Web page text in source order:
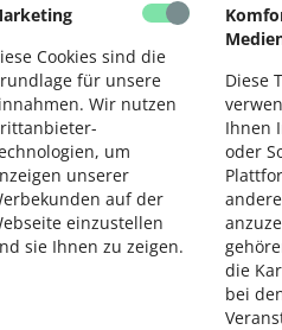
Cookies sind die
für unsere
Wir nutzen
um
unserer
auf der
einzustellen
sie Ihnen zu zeigen.
Diese
Ihnen
oder
die
bei
Meldung